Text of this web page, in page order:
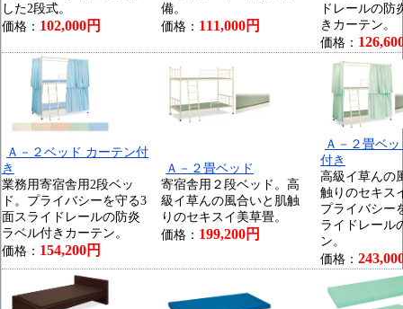
した2段式。
価格： 102,000円
備。
価格： 111,000円
ドレールの防
きカーテン。
価格：
Ａ－２ベッド カーテン付
き
業務用寄宿舎用2段ベッ
ド。プライバシーを守る3
面スライドレールの防炎
ラベル付きカーテン。
価格： 154,200円
Ａ－２畳ベッド
寄宿舎用２段ベッド。高
級イ草んの風合いと肌触
りのセキスイ美草畳。
価格： 199,200円
Ａ－２畳ベ
付き
高級イ草んの
触りのセキス
プライバシー
ライドレール
ン。
価格：